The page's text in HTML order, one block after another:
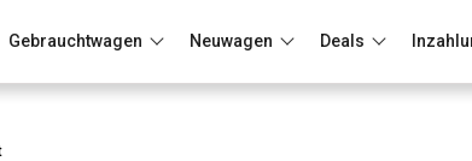
Gebrauchtwagen Neuwagen Deals